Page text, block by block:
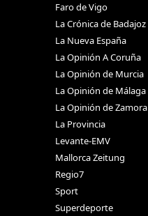
Faro de Vigo
La Crónica de Badajoz
La Nueva España
La Opinión A Coruña
La Opinión de Murcia
La Opinión de Málaga
La Opinión de Zamora
La Provincia
Levante-EMV
Mallorca Zeitung
Regio7
Sport
Superdeporte